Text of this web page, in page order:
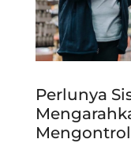
Perlunya